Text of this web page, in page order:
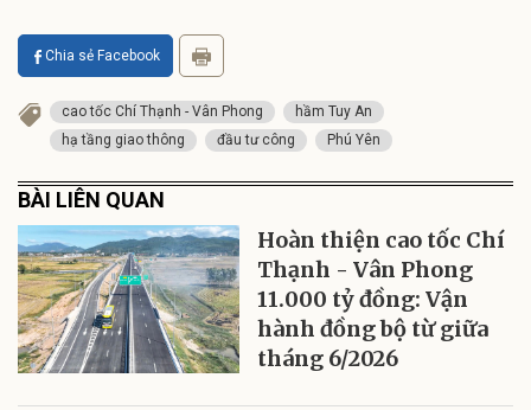
Chia sẻ Facebook
cao tốc Chí Thạnh - Vân Phong
hầm Tuy An
hạ tầng giao thông
đầu tư công Phú Yên
BÀI LIÊN QUAN
Hoàn thiện cao tốc Chí
Thạnh - Vân Phong
11.000 tỷ đồng: Vận
hành đồng bộ từ giữa
tháng 6/2026